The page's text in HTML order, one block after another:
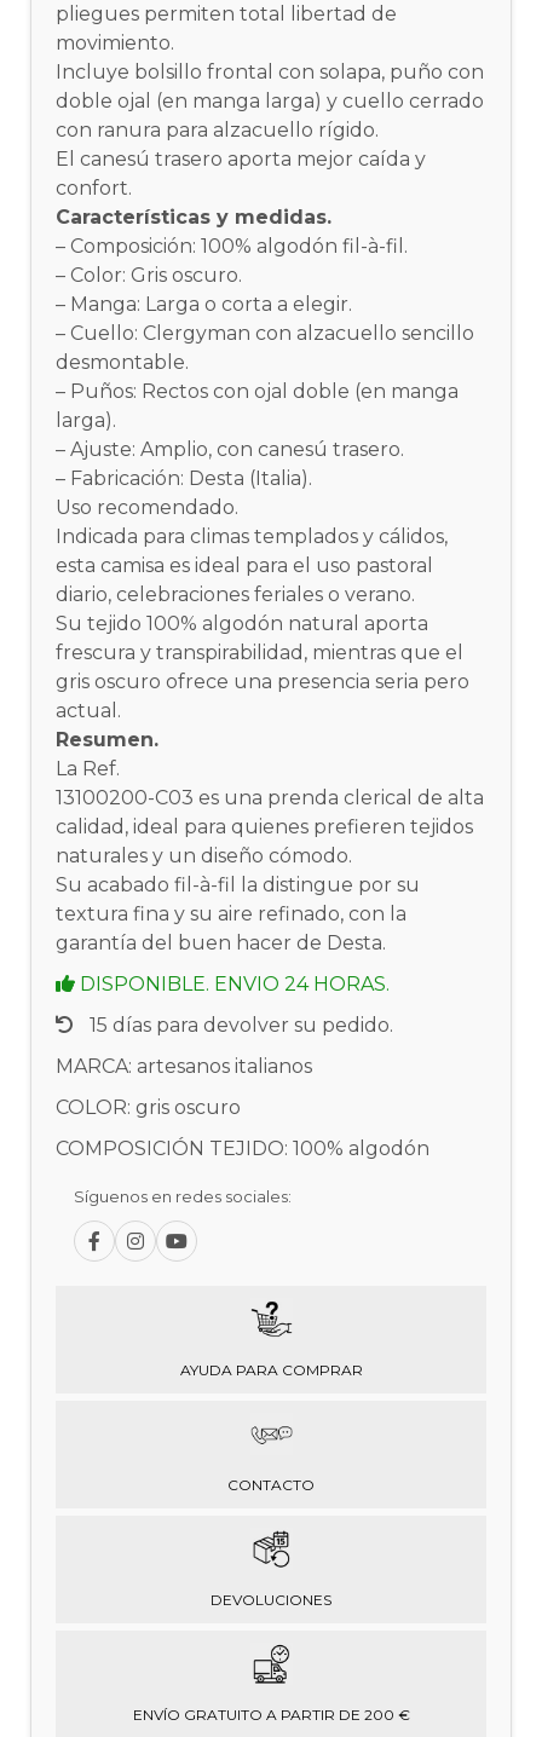
pliegues permiten total libertad de
movimiento.
Incluye bolsillo frontal con solapa, puño con
doble ojal (en manga larga) y cuello cerrado
con ranura para alzacuello rígido.
El canesú trasero aporta mejor caída y
confort.
Características y medidas.
– Composición: 100% algodón fil-à-fil.
– Color: Gris oscuro.
– Manga: Larga o corta a elegir.
– Cuello: Clergyman con alzacuello sencillo
desmontable.
– Puños: Rectos con ojal doble (en manga
larga).
– Ajuste: Amplio, con canesú trasero.
– Fabricación: Desta (Italia).
Uso recomendado.
Indicada para climas templados y cálidos,
esta camisa es ideal para el uso pastoral
diario, celebraciones feriales o verano.
Su tejido 100% algodón natural aporta
frescura y transpirabilidad, mientras que el
gris oscuro ofrece una presencia seria pero
actual.
Resumen.
La Ref.
13100200-C03 es una prenda clerical de alta
calidad, ideal para quienes prefieren tejidos
naturales y un diseño cómodo.
Su acabado fil-à-fil la distingue por su
textura fina y su aire refinado, con la
garantía del buen hacer de Desta.
DISPONIBLE. ENVIO 24 HORAS.
15 días para devolver su pedido.
MARCA: artesanos italianos
COLOR: gris oscuro
COMPOSICIÓN TEJIDO: 100% algodón
Síguenos en redes sociales:
AYUDA PARA COMPRAR
CONTACTO
DEVOLUCIONES
ENVÍO GRATUITO A PARTIR DE 200 €